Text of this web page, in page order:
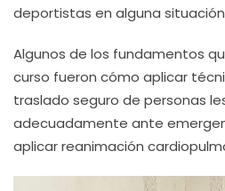
deportistas en alguna
Algunos de los fundamentos
curso fueron cómo aplicar
traslado seguro de personas
adecuadamente ante
aplicar reanimación